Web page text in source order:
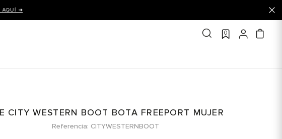
AQUÍ ➜
0
CITY WESTERN BOOT BOTA FREEPORT MUJER
Referencia CITYWESTERNBOOT